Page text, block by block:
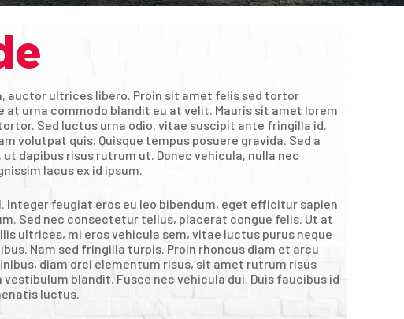
auctor ultrices libero. Proin sit amet felis sed tortor
urna commodo blandit eu at velit. Mauris sit amet lorem
Sed luctus urna odio, vitae suscipit ante fringilla id.
volutpat quis. Quisque tempus posuere gravida. Sed a
dapibus risus rutrum ut. Donec vehicula, nulla nec
lacus ex id ipsum.
Integer feugiat eros eu leo bibendum, eget efficitur sapien
Sed nec consectetur tellus, placerat congue felis. Ut at
ultrices, mi eros vehicula sem, vitae luctus purus neque
Nam sed fringilla turpis. Proin rhoncus diam et arcu
diam orci elementum risus, sit amet rutrum risus
blandit. Fusce nec vehicula dui. Duis faucibus id
luctus.